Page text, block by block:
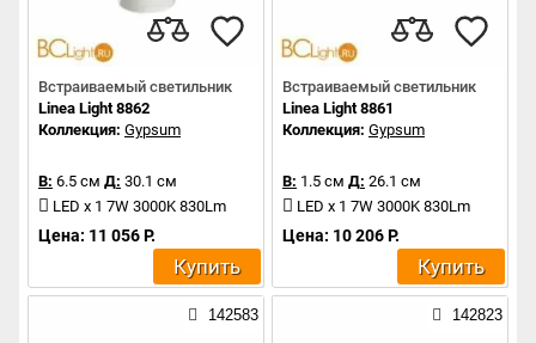
Встраиваемый светильник
Linea Light 8862
Коллекция: Gypsum
В: 6.5 см Д: 30.1 см
LED x 1 7W 3000K 830Lm
Цена: 11 056 Р.
Купить
Встраиваемый светильник
Linea Light 8861
Коллекция: Gypsum
В: 1.5 см Д: 26.1 см
LED x 1 7W 3000K 830Lm
Цена: 10 206 Р.
Купить
142583 142823